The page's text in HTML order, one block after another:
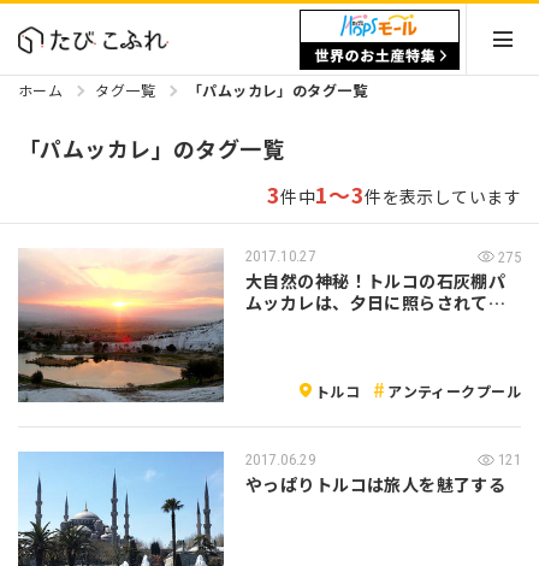
ホーム タグ一覧 「パムッカレ」のタグ一覧
「パムッカレ」のタグ一覧
3件中1～3件を表示しています
2017.10.27 275
大自然の神秘！トルコの石灰棚パ
ムッカレは、夕日に照らされて輝
トルコ アンティークプール
2017.06.29 121
やっぱりトルコは旅人を魅了する